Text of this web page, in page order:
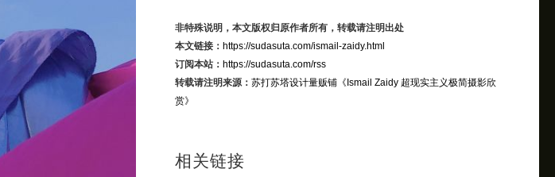
非特殊说明，本文版权归原作者所有，转载请注明出处
本文链接： https://sudasuta.com/ismail-zaidy.html
订阅本站： https://sudasuta.com/rss
转载请注明来源： 苏打苏塔设计量贩铺《Ismail Zaidy 超现实主义极简摄影欣
赏》
相关链接